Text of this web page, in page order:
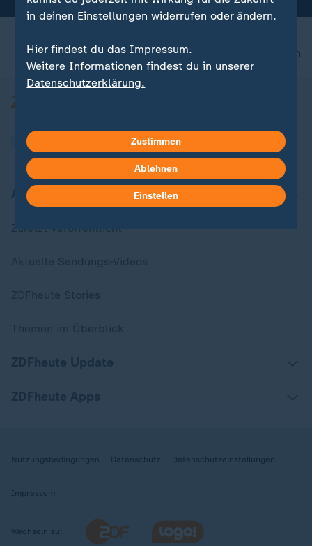
nach oben
Aktuell bei ZDFheute
Zuletzt veröffentlicht
Nutzungsbedingungen Datenschutz Datenschutzeinstellungen
Impressum
Wechseln zu:
in deinen Einstellungen widerrufen oder ändern.
Hier findest du das Impressum.
Weitere Informationen findest du in unserer
Datenschutzerklärung.
Zustimmen
Ablehnen
Einstellen